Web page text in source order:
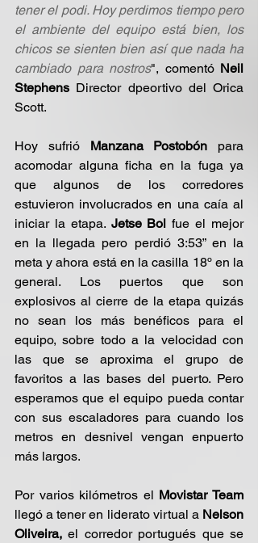
tener el podi. Hoy perdimos tiempo pero
el ambiente del equipo está bien, los
chicos se sienten bien así que nada ha
cambiado para nostros", comentó Neil
Stephens Director dpeortivo del Orica
Scott.
Hoy sufrió Manzana Postobón para
acomodar alguna ficha en la fuga ya
que algunos de los corredores
estuvieron involucrados en una caía al
iniciar la etapa. Jetse Bol fue el mejor
en la llegada pero perdió 3:53” en la
meta y ahora está en la casilla 18º en la
general. Los puertos que son
explosivos al cierre de la etapa quizás
no sean los más benéficos para el
equipo, sobre todo a la velocidad con
las que se aproxima el grupo de
favoritos a las bases del puerto. Pero
esperamos que el equipo pueda contar
con sus escaladores para cuando los
metros en desnivel vengan enpuerto
más largos.
Por varios kilómetros el Movistar Team
llegó a tener en liderato virtual a Nelson
Oliveira, el corredor portugués que se